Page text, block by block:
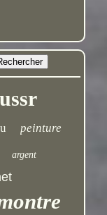
ussr
peinture
argent